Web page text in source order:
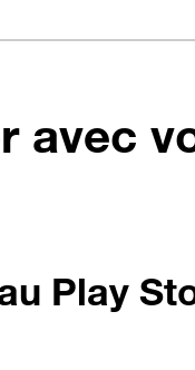
avec
Play